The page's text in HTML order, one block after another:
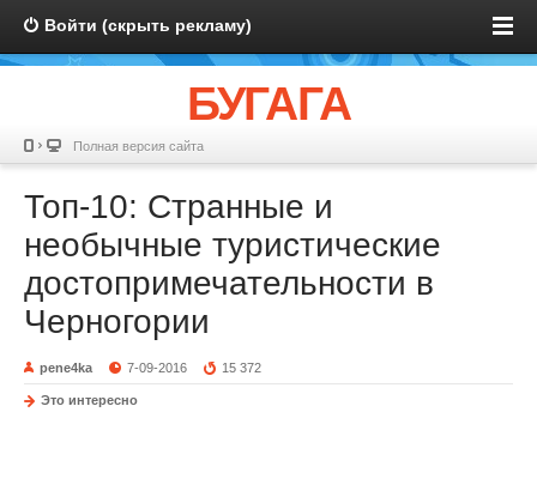
Войти (скрыть рекламу)
БУГАГА
Полная версия сайта
Топ-10: Странные и
необычные туристические
достопримечательности в
Черногории
pene4ka 7-09-2016 15 372
Это интересно